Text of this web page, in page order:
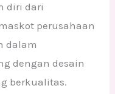
diri dari
perusahaan
dalam
dengan desain
berkualitas.